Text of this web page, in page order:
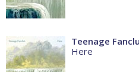
Teenage
Here